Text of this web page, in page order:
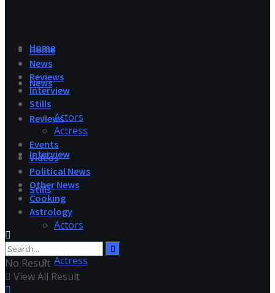
Home
News
Reviews
Interview
Stills
Actors
Actress
Home
News
Reviews
Interview
Stills
Actors
Actress
Events
Videos
Political News
Other News
Cooking
Astrology
No Result
View All Result